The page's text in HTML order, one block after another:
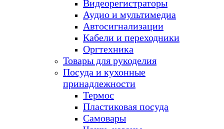
Видеорегистраторы
Аудио и мультимедиа
Автосигнализации
Кабели и переходники
Оргтехника
Товары для рукоделия
Посуда и кухонные
принадлежности
Термос
Пластиковая посуда
Самовары